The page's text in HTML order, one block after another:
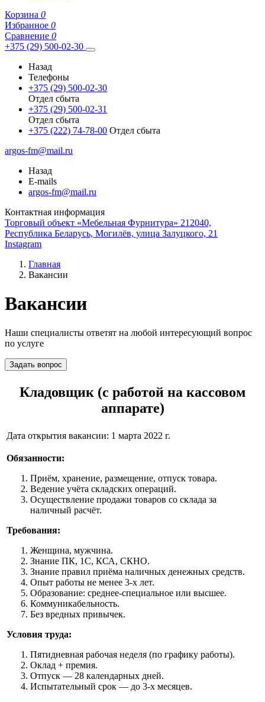
Корзина 0
Избранное 0
Сравнение 0
+375 (29) 500-02-30
Назад
Телефоны
+375 (29) 500-02-30
Отдел сбыта
+375 (29) 500-02-31
Отдел сбыта
+375 (222) 74-78-00 Отдел сбыта
argos-fm@mail.ru
Назад
E-mails
argos-fm@mail.ru
Контактная информация
Торговый объект «Мебельная Фурнитура» 212040,
Республика Беларусь, Могилёв, улица Залуцкого, 21
Instagram
Главная
Вакансии
Вакансии
Наши специалисты ответят на любой интересующий вопрос
по услуге
Задать вопрос
Кладовщик (с работой на кассовом
аппарате)
Дата открытия вакансии: 1 марта 2022 г.
Обязанности:
Приём, хранение, размещение, отпуск товара.
Ведение учёта складских операций.
Осуществление продажи товаров со склада за
наличный расчёт.
Требования:
Женщина, мужчина.
Знание ПК, 1С, КСА, СКНО.
Знание правил приёма наличных денежных средств.
Опыт работы не менее 3-х лет.
Образование: среднее-специальное или высшее.
Коммуникабельность.
Без вредных привычек.
Условия труда:
Пятидневная рабочая неделя (по графику работы).
Оклад + премия.
Отпуск — 28 календарных дней.
Испытательный срок — до 3-х месяцев.